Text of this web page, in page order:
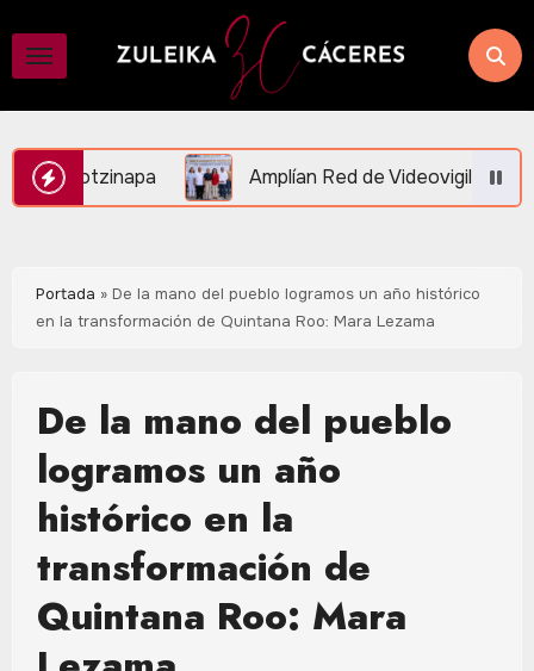
contenido
Red de Videovigilancia en Central Vallarta y la Ruta de
Portada » De la mano del pueblo logramos un año histórico
en la transformación de Quintana Roo: Mara Lezama
De la mano del pueblo
logramos un año
histórico en la
transformación de
Quintana Roo: Mara